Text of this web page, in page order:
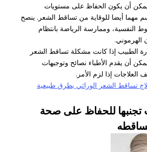
يمكن أن يكون الحفاظ على مستويات
مهما أيضا للوقاية من تساقط الشعر. ينصح
النفسية، وممارسة الرياضة بانتظام
الهرموني.
الطبيب إذا كانت مشكلة تساقط الشعر
أن يقدم الأطباء نصائح وتوجيهات
إذا لزم الأمر.
تساقط الشعر الوراثي بطرق طبيعية
تجنبها للحفاظ على صحة